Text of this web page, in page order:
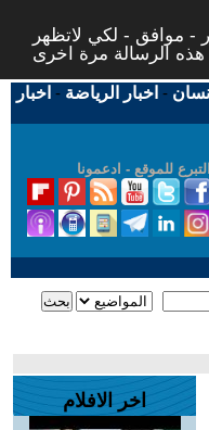
- موافق - لكي لاتظهر
- اخبار الرياضة - اخبار
التبرع للموقع - ادعمونا
اخر الافلام